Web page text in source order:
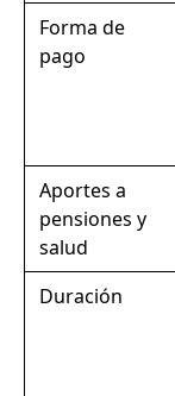
Forma de
pago
Aportes a
pensiones y
salud
Duración